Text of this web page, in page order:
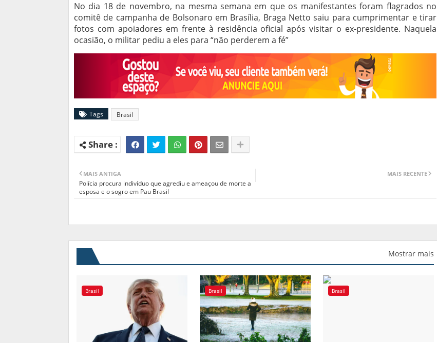
No dia 18 de novembro, na mesma semana em que os manifestantes foram flagrados no
comitê de campanha de Bolsonaro em Brasília, Braga Netto saiu para cumprimentar e tirar
fotos com apoiadores em frente à residência oficial após visitar o ex-presidente. Naquela
ocasião, o militar pediu a eles para “não perderem a fé”
Tags Brasil
MAIS RECENTE
MAIS ANTIGA
Polícia procura indivíduo que agrediu e ameaçou de morte a
esposa e o sogro em Pau Brasil
Mostrar mais
Brasil Brasil Brasil